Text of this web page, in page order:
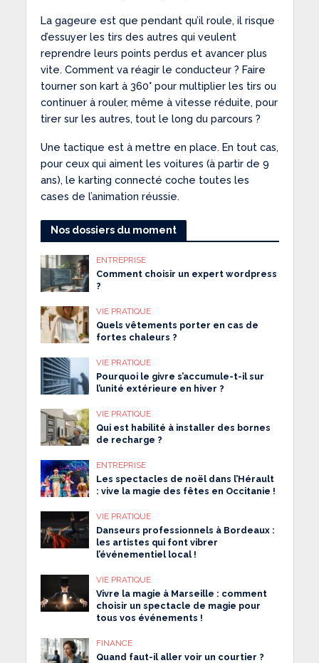
La gageure est que pendant qu’il roule, il risque
d’essuyer les tirs des autres qui veulent
reprendre leurs points perdus et avancer plus
vite. Comment va réagir le conducteur ? Faire
tourner son kart à 360° pour multiplier les tirs ou
continuer à rouler, même à vitesse réduite, pour
tirer sur les autres, tout le long du parcours ?
Une tactique est à mettre en place. En tout cas,
pour ceux qui aiment les voitures (à partir de 9
ans), le karting connecté coche toutes les
cases de l’animation réussie.
Nos dossiers du moment
ENTREPRISE
Comment choisir un expert wordpress
?
VIE PRATIQUE
Quels vêtements porter en cas de
fortes chaleurs ?
VIE PRATIQUE
Pourquoi le givre s’accumule-t-il sur
l’unité extérieure en hiver ?
VIE PRATIQUE
Qui est habilité à installer des bornes
de recharge ?
ENTREPRISE
Les spectacles de noël dans l’Hérault
: vive la magie des fêtes en Occitanie !
VIE PRATIQUE
Danseurs professionnels à Bordeaux :
les artistes qui font vibrer
l’événementiel local !
VIE PRATIQUE
Vivre la magie à Marseille : comment
choisir un spectacle de magie pour
tous vos événements !
FINANCE
Quand faut-il aller voir un courtier ?